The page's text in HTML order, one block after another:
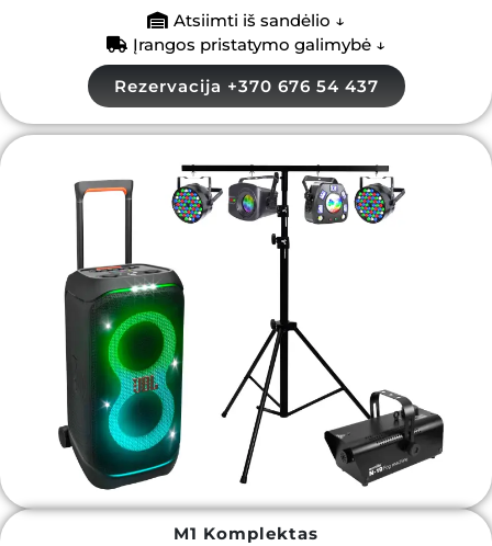
Atsiimti iš sandėlio ↓
Įrangos pristatymo galimybė ↓
Rezervacija +370 676 54 437
M1 Komplektas